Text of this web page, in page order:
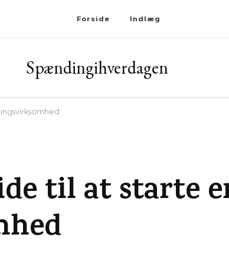
Forside Indlæg
Spændingihverdagen
til at starte